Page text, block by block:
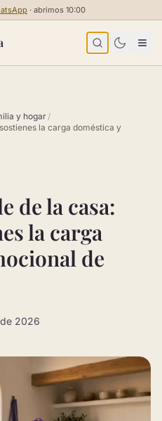
· abrimos 10:00
y hogar/
la carga doméstica y
de la casa:
la carga
de
2026